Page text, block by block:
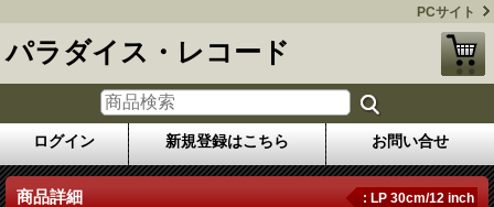
PCサイト
パラダイス・レコード
ログイン 新規登録はこちら お問い合せ
商品詳細 : LP 30cm/12 inch